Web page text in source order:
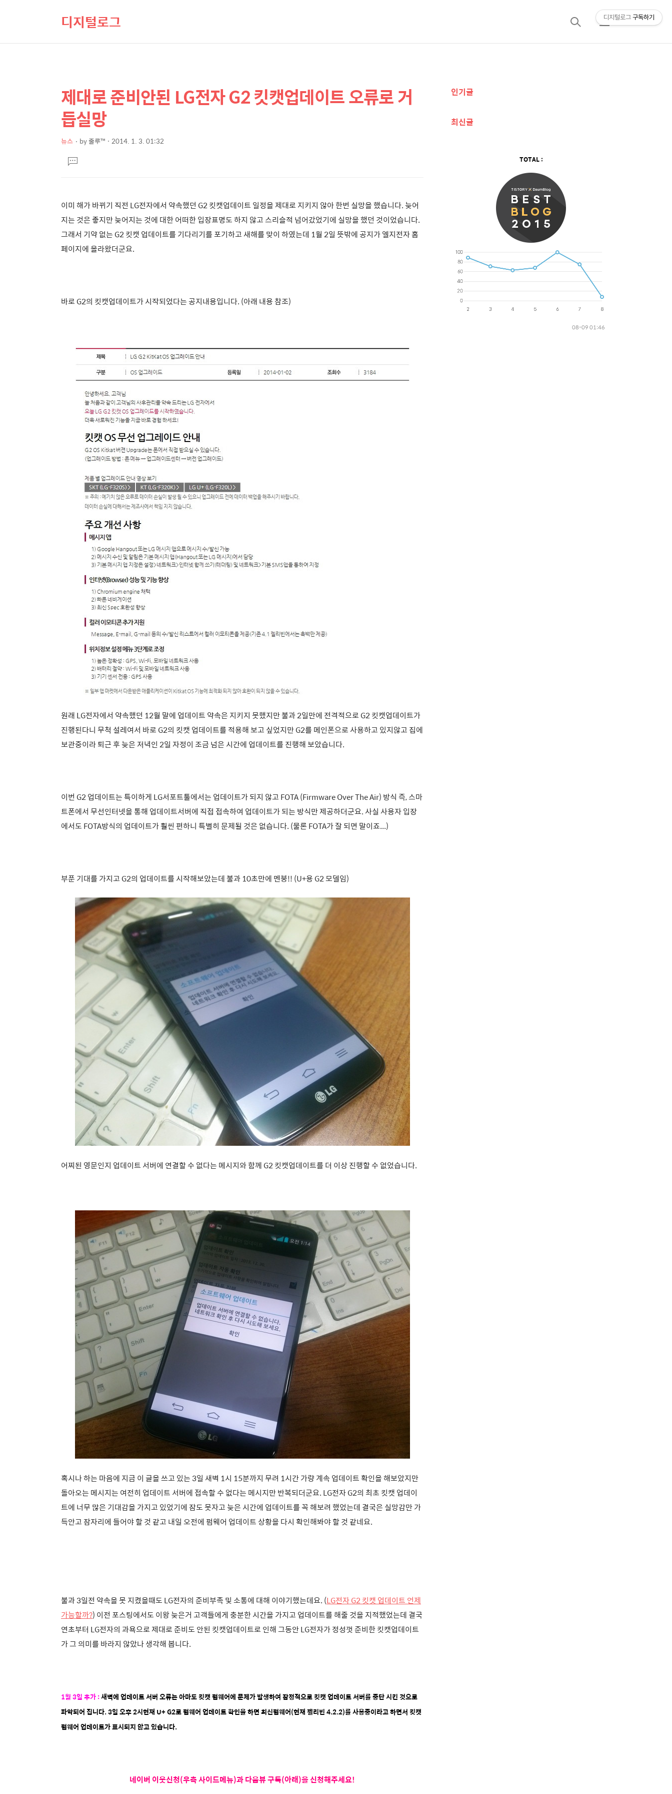
디지털로그
검
메
상
세
컨
텐
본
문
제
목
제대로 준비안된 LG전자 G2 킷캣업데이트 오류로 거
듭실망
뉴스 by줄루™ 2014. 1. 3. 01:32
문댓
글
이미 해가 바뀌기 직전 LG전자에서 약속했던 G2 킷캣업데이트 일정을 제대로 지키지 않아 한번 실망을 했습니다. 늦어
지는 것은 좋지만 늦어지는 것에 대한 어떠한 입장표명도 하지 않고 스리슬적 넘어갔었기에 실망을 했던 것이었습니다.
그래서 기약 없는 G2 킷캣 업데이트를 기다리기를 포기하고 새해를 맞이 하였는데 1월 2일 뜻밖에 공지가 엘지전자 홈
페이지에 올라왔더군요.
바로 G2의 킷캣업데이트가 시작되었다는 공지내용입니다. (아래 내용 참조)
원래 LG전자에서 약속했던 12월 말에 업데이트 약속은 지키지 못했지만 불과 2일만에 전격적으로 G2 킷캣업데이트가
진행된다니 무척 설레여서 바로 G2의 킷캣 업데이트를 적용해 보고 싶었지만 G2를 메인폰으로 사용하고 있지않고 집에
보관중이라 퇴근 후 늦은 저녁인 2일 자정이 조금 넘은 시간에 업데이트를 진행해 보았습니다.
이번 G2 업데이트는 특이하게 LG서포트툴에서는 업데이트가 되지 않고 FOTA (Firmware Over The Air) 방식 즉, 스마
트폰에서 무선인터넷을 통해 업데이트서버에 직접 접속하여 업데이트가 되는 방식만 제공하더군요. 사실 사용자 입장
에서도 FOTA방식의 업데이트가 훨씬 편하니 특별히 문제될 것은 없습니다. (물론 FOTA가 잘 되면 말이죠...)
부푼 기대를 가지고 G2의 업데이트를 시작해보았는데 불과 10초만에 멘붕!! (U+용 G2 모델임)
어찌된 영문인지 업데이트 서버에 연결할 수 없다는 메시지와 함께 G2 킷캣업데이트를 더 이상 진행할 수 없었습니다.
혹시나 하는 마음에 지금 이 글을 쓰고 있는 3일 새벽 1시 15분까지 무려 1시간 가량 계속 업데이트 확인을 해보았지만
돌아오는 메시지는 여전히 업데이트 서버에 접속할 수 없다는 메시지만 반복되더군요. LG전자 G2의 최초 킷캣 업데이
트에 너무 많은 기대감을 가지고 있었기에 잠도 못자고 늦은 시간에 업데이트를 꼭 해보려 했었는데 결국은 실망감만가
득안고 잠자리에 들어야 할 것 같고 내일 오전에 펌웨어 업데이트 상황을 다시 확인해봐야 할 것 같네요.
불과 3일전 약속을 못 지켰을때도 LG전자의 준비부족 및 소통에 대해 이야기했는데요. (LG전자 G2 킷캣 업데이트 언제
가능할까?) 이전 포스팅에서도 이왕 늦은거 고객들에게 충분한 시간을 가지고 업데이트를 해줄 것을 지적했었는데 결국
연초부터 LG전자의 과욕으로 제대로 준비도 안된 킷캣업데이트로 인해 그동안 LG전자가 정성껏 준비한 킷캣업데이트
가 그 의미를 바라지 않았나 생각해 봅니다.
1월 3일 추가 :새벽에 업데이트 서버 오류는 아마도 킷캣 펌웨어에 문제가 발생하여 잠정적으로 킷캣 업데이트 서버를 중단 시킨 것으로
파악되어 집니다. 3일 오후 2시현재 U+ G2로 펌웨어 업데이트 확인을 하면 최신펌웨어(현재 젤리빈 4.2.2)를 사용중이라고 하면서 킷캣
펌웨어 업데이트가 표시되지 않고 있습니다.
네이버 이웃신청(우측 사이드메뉴)과 다음뷰 구독(아래)을 신청해주세요!
추
정
인기글
최신글
TOTAL :
08-09 01:46
디지털로그 구독하기